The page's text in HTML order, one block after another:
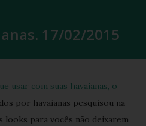
17/02/2015
usar com suas havaianas, o
por havaianas pesquisou na
para vocês não deixarem